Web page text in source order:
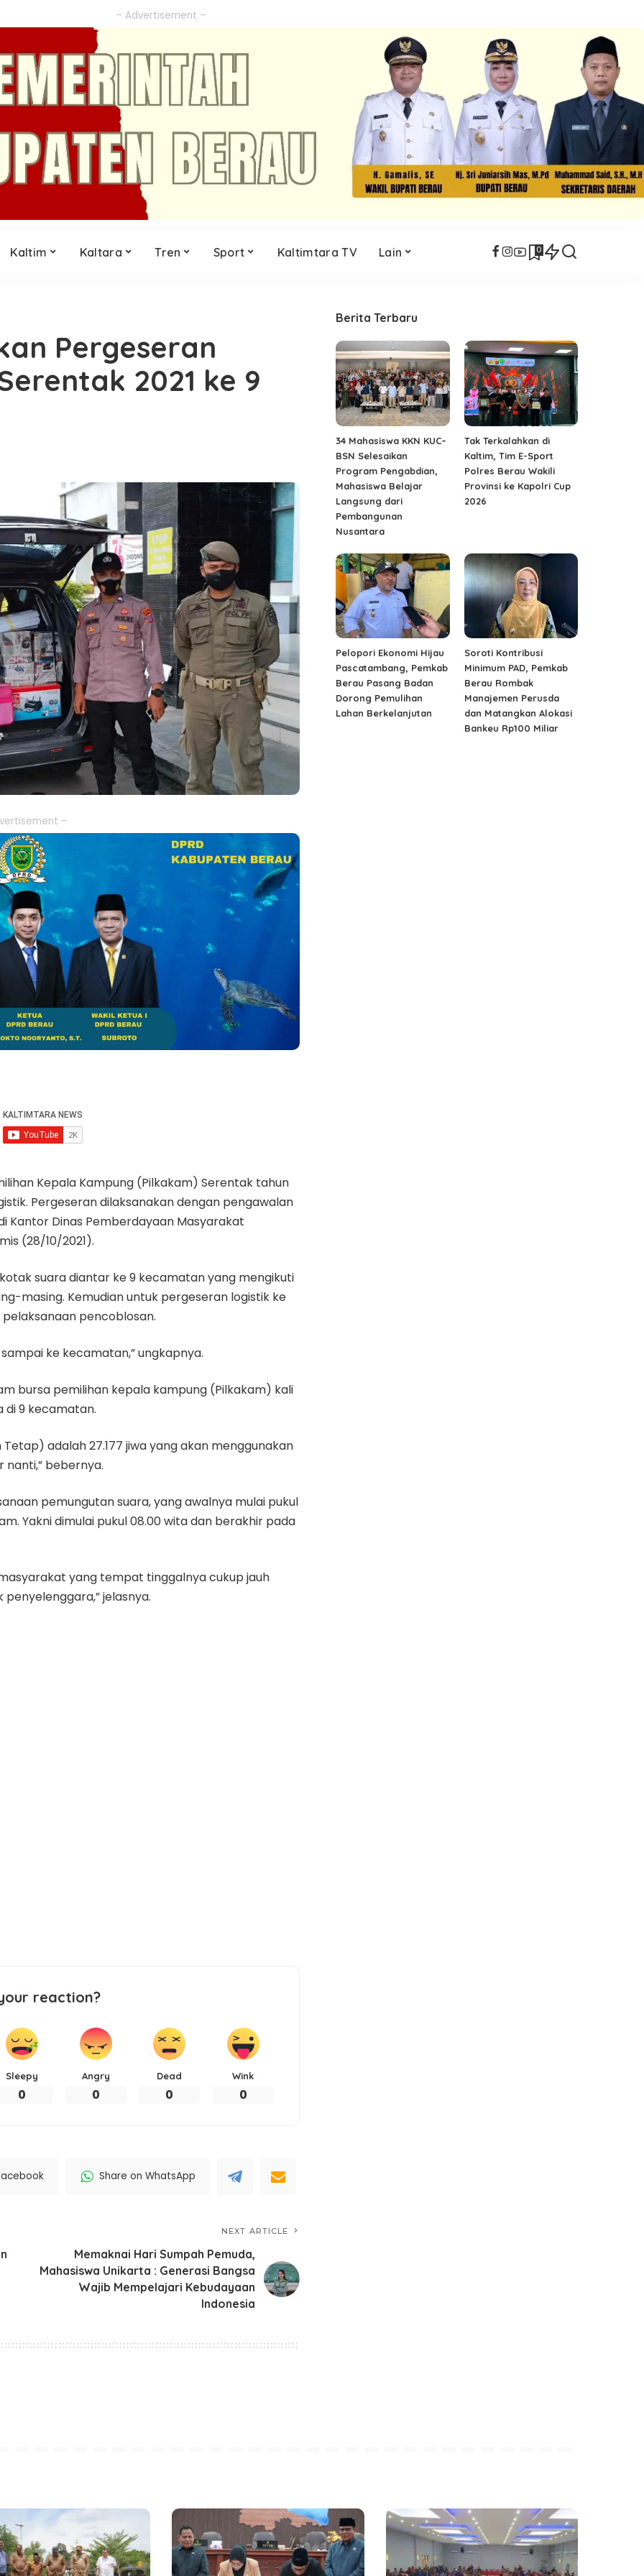
– Advertisement –
Kaltim Kaltara Tren Sport Kaltimtara TV Lain 0
Pergeseran
2021 ke 9
–
Kepala Kampung (Pilkakam) Serentak tahun
Pergeseran dilaksanakan dengan pengawalan
Kantor Dinas Pemberdayaan Masyarakat
(28/10/2021).
suara diantar ke 9 kecamatan yang mengikuti
masing. Kemudian untuk pergeseran logistik ke
pencoblosan.
ke kecamatan,” ungkapnya.
bursa pemilihan kepala kampung (Pilkakam) kali
di 9 kecamatan.
adalah 27.177 jiwa yang akan menggunakan
nanti,” bebernya.
pemungutan suara, yang awalnya mulai pukul
Yakni dimulai pukul 08.00 wita dan berakhir pada
yang tempat tinggalnya cukup jauh
jelasnya.
reaction?
Sleepy
0
Angry
0
Dead
0
Wink
0
Share on WhatsApp
NEXT ARTICLE
Memaknai Hari Sumpah Pemuda,
Mahasiswa Unikarta : Generasi Bangsa
Wajib Mempelajari Kebudayaan
Indonesia
Berita Terbaru
34 Mahasiswa KKN KUC–
BSN Selesaikan
Program Pengabdian,
Mahasiswa Belajar
Langsung dari
Pembangunan
Nusantara
Tak Terkalahkan di
Kaltim, Tim E-Sport
Polres Berau Wakili
Provinsi ke Kapolri Cup
2026
Pelopori Ekonomi Hijau
Pascatambang, Pemkab
Berau Pasang Badan
Dorong Pemulihan
Lahan Berkelanjutan
Soroti Kontribusi
Minimum PAD, Pemkab
Berau Rombak
Manajemen Perusda
dan Matangkan Alokasi
Bankeu Rp100 Miliar